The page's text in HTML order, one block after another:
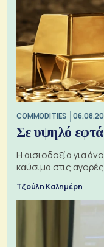
COMMODITIES
Σε υψηλό
Η αισιοδοξία για
καύσιμα στις
Τζούλη Καλημέρη